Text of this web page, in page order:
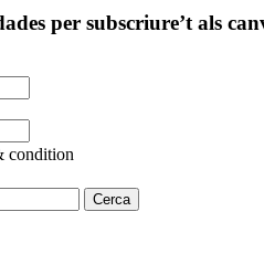
per subscriure’t als
condition